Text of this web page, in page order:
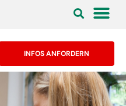
INFOS ANFORDERN